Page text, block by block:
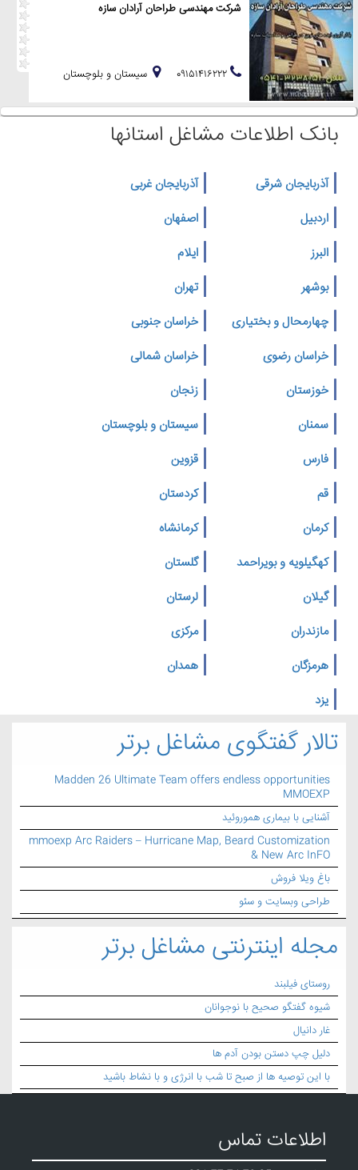
شرکت مهندسی طراحان آرادان سازه
سيستان و بلوچستان
بانک اطلاعات مشاغل استانها
آذربایجان شرقی
آذربایجان غربی
اردبیل
اصفهان
البرز
ایلام
بوشهر
تهران
چهارمحال و بختیاری
خراسان جنوبی
خراسان رضوی
خراسان شمالی
خوزستان
زنجان
سمنان
سیستان و بلوچستان
فارس
قزوین
قم
کردستان
کرمان
کرمانشاه
کهگیلویه و بویراحمد
گلستان
گیلان
لرستان
مازندران
مرکزی
هرمزگان
همدان
یزد
تالار گفتگوی مشاغل برتر
Madden 26 Ultimate Team offers endless opportunities
MMOEXP
آشنایی با بیماری هموروئید
mmoexp Arc Raiders – Hurricane Map, Beard Customization
& New Arc InFO
باغ ویلا فروش
طراحی وبسایت و سئو
مجله اینترنتی مشاغل برتر
روستای فیلبند
شیوه گفتگو صحیح با نوجوانان
غار دانیال
دلیل چپ دستن بودن آدم ها
با این توصیه ها از صبح تا شب با انرژی و با نشاط باشید
اطلاعات تماس